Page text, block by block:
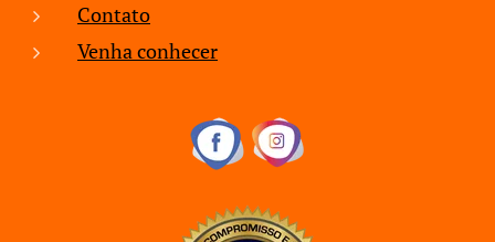
Contato
Venha conhecer